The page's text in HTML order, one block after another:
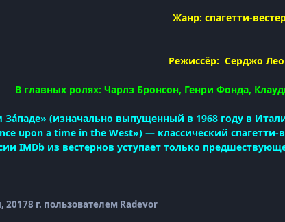
Жанр: спагетти-
Режиссёр: Серджо
В главных ролях: Чарлз Бронсон, Генри Фонда,
(изначально выпущенный в 1968 году в
upon a time in the West») — классический
IMDb из вестернов уступает только
20178 г. пользователем Radevor